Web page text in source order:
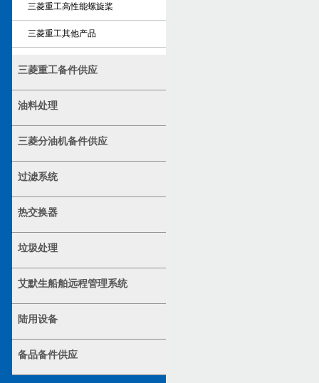
三菱重工高性能螺旋桨
三菱重工其他产品
三菱重工备件供应
油料处理
三菱分油机备件供应
过滤系统
热交换器
垃圾处理
艾默生船舶远程管理系统
陆用设备
备品备件供应